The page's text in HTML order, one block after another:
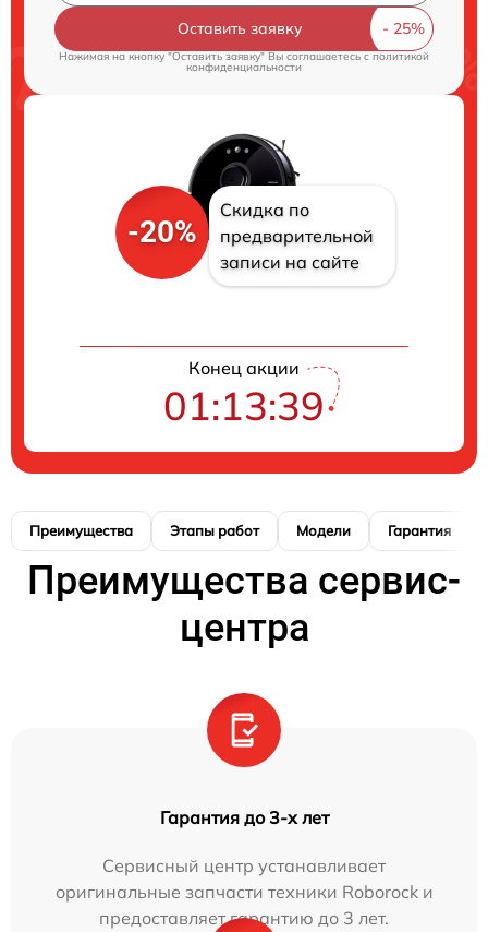
Оставить заявку
Нажимая на кнопку "Оставить заявку" Вы соглашаетесь cполитикой
конфиденциальности
-20%
Скидка по
предварительной
записи на сайте
Конец акции
01:13:38
Преимущества Этапы работ Модели Гарантия
Преимущества сервис-
центра
Гарантия до 3-х лет
Сервисный центр устанавливает
оригинальные запчасти техники Roborock и
предоставляет гарантию до 3 лет.